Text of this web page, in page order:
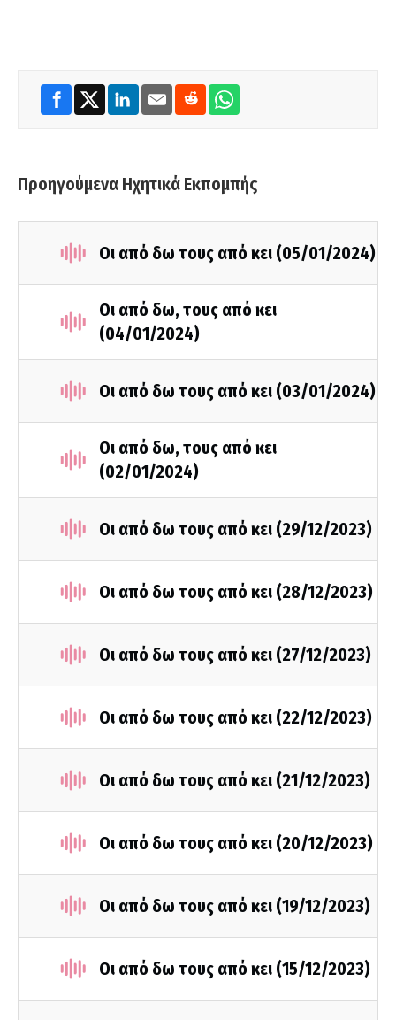
Προηγούμενα Ηχητικά Εκπομπής
Οι από δω τους από κει (05/01/2024)
Οι από δω, τους από κει
(04/01/2024)
Οι από δω τους από κει (03/01/2024)
Οι από δω, τους από κει
(02/01/2024)
Οι από δω τους από κει (29/12/2023)
Οι από δω τους από κει (28/12/2023)
Οι από δω τους από κει (27/12/2023)
Οι από δω τους από κει (22/12/2023)
Οι από δω τους από κει (21/12/2023)
Οι από δω τους από κει (20/12/2023)
Οι από δω τους από κει (19/12/2023)
Οι από δω τους από κει (15/12/2023)